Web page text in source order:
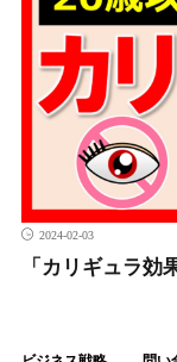
2024-02-03
「カリギュラ効